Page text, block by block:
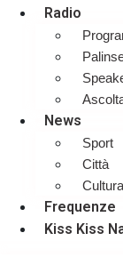
Radio
News
Sport
Città
Cultura
Frequenze
Kiss Kiss